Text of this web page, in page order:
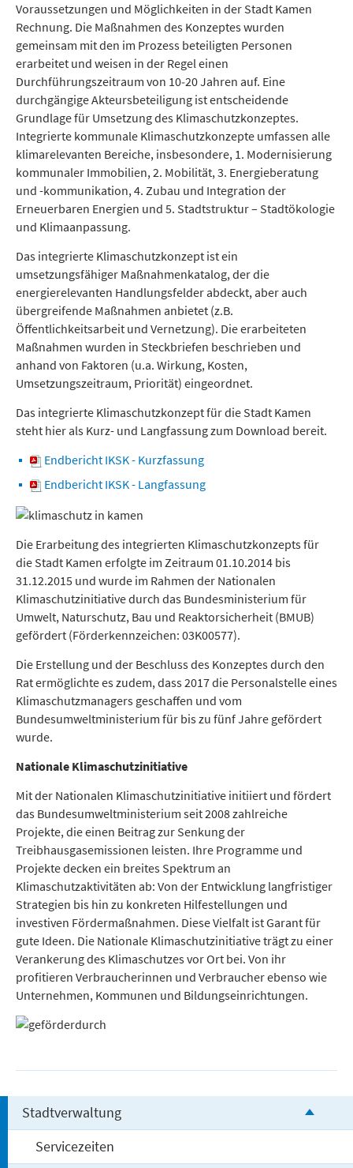
Voraussetzungen und Möglichkeiten in der Stadt Kamen
Rechnung. Die Maßnahmen des Konzeptes wurden
gemeinsam mit den im Prozess beteiligten Personen
erarbeitet und weisen in der Regel einen
Durchführungszeitraum von 10‐20 Jahren auf. Eine
durchgängige Akteursbeteiligung ist entscheidende
Grundlage für Umsetzung des Klimaschutzkonzeptes.
Integrierte kommunale Klimaschutzkonzepte umfassen alle
klimarelevanten Bereiche, insbesondere, 1. Modernisierung
kommunaler Immobilien, 2. Mobilität, 3. Energieberatung
und -kommunikation, 4. Zubau und Integration der
Erneuerbaren Energien und 5. Stadtstruktur – Stadtökologie
und Klimaanpassung.
Das integrierte Klimaschutzkonzept ist ein
umsetzungsfähiger Maßnahmenkatalog, der die
energierelevanten Handlungsfelder abdeckt, aber auch
übergreifende Maßnahmen anbietet (z.B.
Öffentlichkeitsarbeit und Vernetzung). Die erarbeiteten
Maßnahmen wurden in Steckbriefen beschrieben und
anhand von Faktoren (u.a. Wirkung, Kosten,
Umsetzungszeitraum, Priorität) eingeordnet.
Das integrierte Klimaschutzkonzept für die Stadt Kamen
steht hier als Kurz- und Langfassung zum Download bereit.
Endbericht IKSK - Kurzfassung
Endbericht IKSK - Langfassung
Die Erarbeitung des integrierten Klimaschutzkonzepts für
die Stadt Kamen erfolgte im Zeitraum 01.10.2014 bis
31.12.2015 und wurde im Rahmen der Nationalen
Klimaschutzinitiative durch das Bundesministerium für
Umwelt, Naturschutz, Bau und Reaktorsicherheit (BMUB)
gefördert (Förderkennzeichen: 03K00577).
Die Erstellung und der Beschluss des Konzeptes durch den
Rat ermöglichte es zudem, dass 2017 die Personalstelle eines
Klimaschutzmanagers geschaffen und vom
Bundesumweltministerium für bis zu fünf Jahre gefördert
wurde.
Nationale Klimaschutzinitiative
Mit der Nationalen Klimaschutzinitiative initiiert und fördert
das Bundesumweltministerium seit 2008 zahlreiche
Projekte, die einen Beitrag zur Senkung der
Treibhausgasemissionen leisten. Ihre Programme und
Projekte decken ein breites Spektrum an
Klimaschutzaktivitäten ab: Von der Entwicklung langfristiger
Strategien bis hin zu konkreten Hilfestellungen und
investiven Fördermaßnahmen. Diese Vielfalt ist Garant für
gute Ideen. Die Nationale Klimaschutzinitiative trägt zu einer
Verankerung des Klimaschutzes vor Ort bei. Von ihr
profitieren Verbraucherinnen und Verbraucher ebenso wie
Unternehmen, Kommunen und Bildungseinrichtungen.
Stadtverwaltung
Servicezeiten